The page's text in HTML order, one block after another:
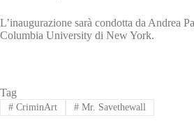
L’inaugurazione sarà condotta da Andrea
Columbia University di New York.
Tag
#CriminArt #Mr. Savethewall